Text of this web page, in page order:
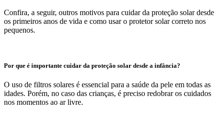
Confira, a seguir, outros motivos para cuidar da proteção solar desde
os primeiros anos de vida e como usar o protetor solar correto nos
pequenos.
Por que é importante cuidar da proteção solar desde a infância?
O uso de filtros solares é essencial para a saúde da pele em todas as
idades. Porém, no caso das crianças, é preciso redobrar os cuidados
nos momentos ao ar livre.